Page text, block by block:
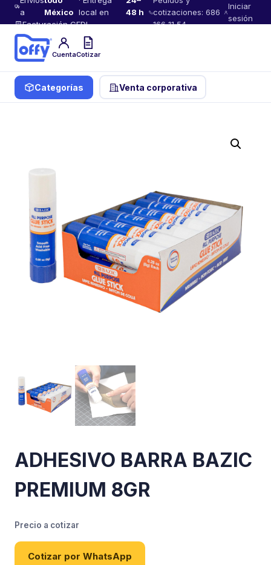
a
México local en
48 h
Facturación CFDI
cotizaciones: 686
166 11 54
Iniciar
sesión
CuentaCotizar
Categorías Venta corporativa
ADHESIVO BARRA BAZIC
PREMIUM 8GR
Precio a cotizar
Cotizar por WhatsApp